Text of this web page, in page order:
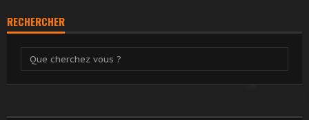
RECHERCHER